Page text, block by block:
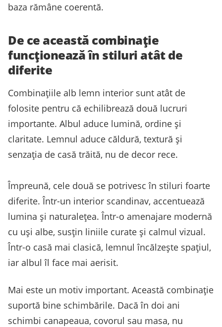
baza rămâne coerentă.
De ce această combinație
funcționează în stiluri atât de
diferite
Combinațiile alb lemn interior sunt atât de
folosite pentru că echilibrează două lucruri
importante. Albul aduce lumină, ordine și
claritate. Lemnul aduce căldură, textură și
senzația de casă trăită, nu de decor rece.
Împreună, cele două se potrivesc în stiluri foarte
diferite. Într-un interior scandinav, accentuează
lumina și naturalețea. Într-o amenajare modernă
cu uși albe, susțin liniile curate și calmul vizual.
Într-o casă mai clasică, lemnul încălzește spațiul,
iar albul îl face mai aerisit.
Mai este un motiv important. Această combinație
suportă bine schimbările. Dacă în doi ani
schimbi canapeaua, covorul sau masa, nu